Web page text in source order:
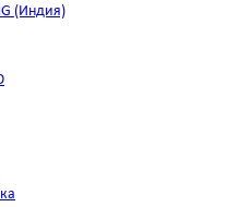
(Индия)